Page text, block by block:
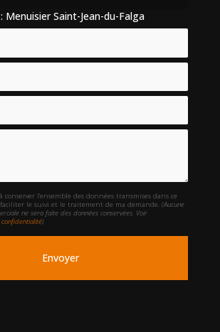
Saint-Jean-du-Falga
conserver l'ensemble des données transmises dans ce
le suivi et le traitement de ma demande.(Aucune
ne sera faite des données conservées. Voir
)